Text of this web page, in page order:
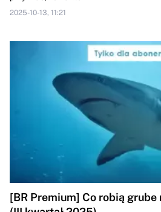
2025-10-13, 11:21
[BR Premium] Co robią grube